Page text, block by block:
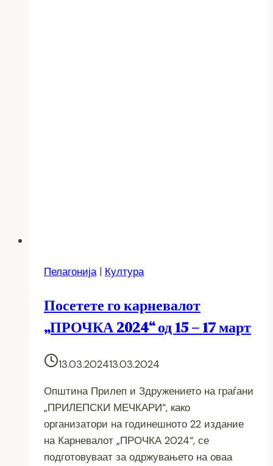
Пелагонија| Култура
Посетете го карневалот
„ПРОЧКА 2024“ од 15 – 17 март
13.03.202413.03.2024
Општина Прилеп и Здружението на граѓани
„ПРИЛЕПСКИ МЕЧКАРИ“, како
организатори на годинешното 22 издание
на Kарневалот „ПРОЧКА 2024“, се
подготовуваат за одржувањето на оваа